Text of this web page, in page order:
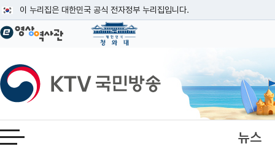
이 누리집은 대한민국 공식 전자정부 누리집입니다.
공식 누리집 주소 확인하기
이밖에 or.kr 또는 .kr등 다른 도메인 주소를 사용하고 있다면 아래 URL에서
운영중인 공식 누리집보기
KTV국민방송
전체메뉴 열기 뉴스
본문